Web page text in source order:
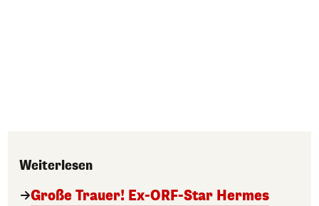
Weiterlesen
Große Trauer! Ex-ORF-Star Hermes